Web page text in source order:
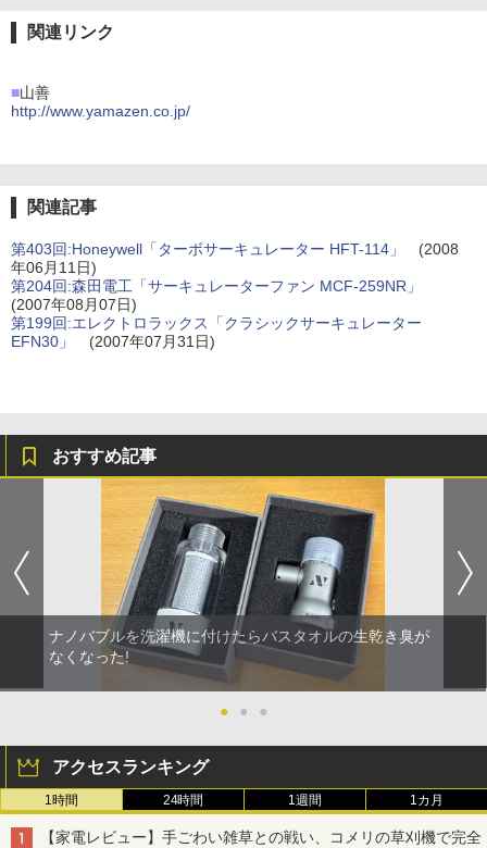
関連リンク
■山善
http://www.yamazen.co.jp/
関連記事
第403回:Honeywell「ターボサーキュレーター HFT-114」
(2008
年06月11日)
第204回:森田電工「サーキュレーターファン MCF-259NR」
(2007年08月07日)
第199回:エレクトロラックス「クラシックサーキュレーター
EFN30」
(2007年07月31日)
おすすめ記事
ナノバブルを洗濯機に付けたらバスタオルの生乾き臭が
なくなった!
● ● ●
アクセスランキング
1時間 24時間 1週間 1カ月
【家電レビュー】手ごわい雑草との戦い、コメリの草刈機で完全